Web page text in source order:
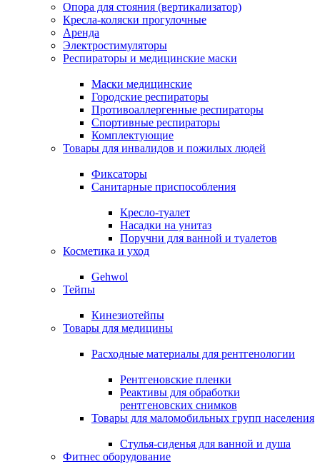
Опора для стояния (вертикализатор)
Кресла-коляски прогулочные
Аренда
Электростимуляторы
Респираторы и медицинские маски
Маски медицинские
Городские респираторы
Противоаллергенные респираторы
Спортивные респираторы
Комплектующие
Товары для инвалидов и пожилых людей
Фиксаторы
Санитарные приспособления
Кресло-туалет
Насадки на унитаз
Поручни для ванной и туалетов
Косметика и уход
Gehwol
Тейпы
Кинезиотейпы
Товары для медицины
Расходные материалы для рентгенологии
Рентгеновские пленки
Реактивы для обработки
рентгеновских снимков
Товары для маломобильных групп населения
Стулья-сиденья для ванной и душа
Фитнес оборудование